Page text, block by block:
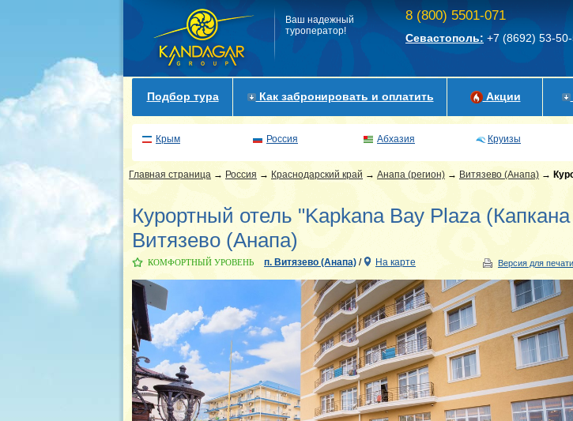
Ваш надежный
туроператор!
8 (800) 5501-071
Севастополь: +7 (8692) 53-
Подбор тура Как забронировать и оплатить Акции
Крым Россия Абхазия Круизы
Главная страница → Россия → Краснодарский край → Анапа (регион) → Витязево (Анапа) →
Курортный отель "Kapkana Bay Plaza
Витязево (Анапа)
КОМФОРТНЫЙ УРОВЕНЬ п. Витязево (Анапа) / На карте Версия для печати